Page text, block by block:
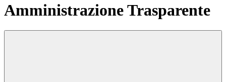
Amministrazione Trasparente